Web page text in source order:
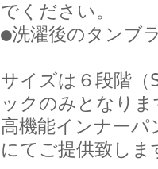
でください。
●洗濯後のタンブ
サイズは６段階（
ックのみとなりま
高機能インナーパ
にてご提供致しま